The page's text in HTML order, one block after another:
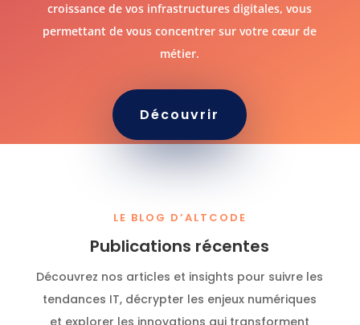
croissance de vos infrastructures digitales, vous
permettant de vous concentrer sur votre cœur de
métier.
Découvrir
LE BLOG D’ALTCODE
Publications récentes
Découvrez nos articles et insights pour suivre les
tendances IT, décrypter les enjeux numériques